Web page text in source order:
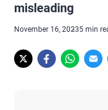
misleading
November 16, 20235 min